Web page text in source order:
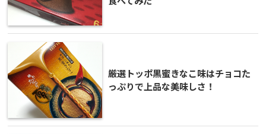
厳選トッポ黒蜜きなこ味はチョコた
っぷりで上品な美味しさ！